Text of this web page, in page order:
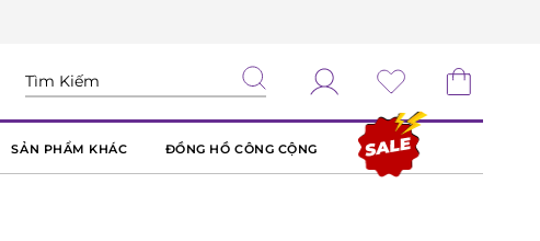
SẢN PHẨM KHÁC ĐỒNG HỒ CÔNG CỘNG